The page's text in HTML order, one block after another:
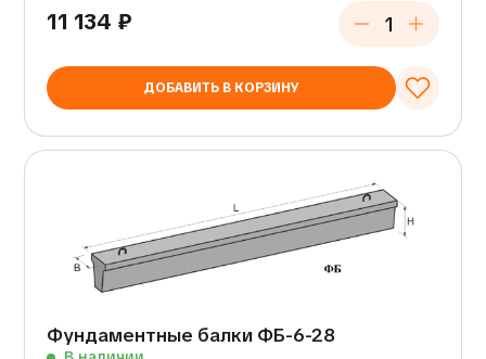
11 134 ₽
ДОБАВИТЬ В КОРЗИНУ
Фундаментные балки ФБ-6-28